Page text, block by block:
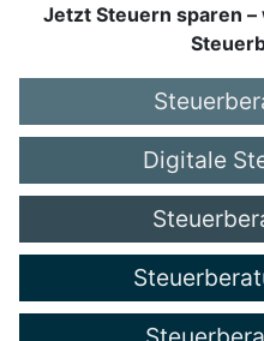
Jetzt Steuern sparen –
Digitale